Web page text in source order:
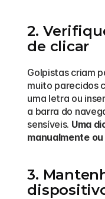
2.
de clicar
Golpistas criam
muito parecidos
uma letra ou
a barra do
sensíveis. Uma
manualmente
3.